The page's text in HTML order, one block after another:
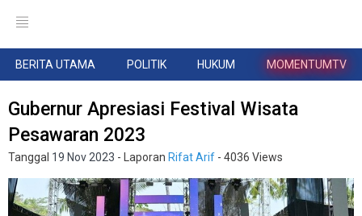
BERITA UTAMA POLITIK HUKUM MOMENTUMTV
Gubernur Apresiasi Festival Wisata
Pesawaran 2023
Tanggal 19 Nov 2023 - Laporan Rifat Arif - 4036 Views